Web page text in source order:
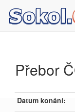
Přebor
Datum konání: